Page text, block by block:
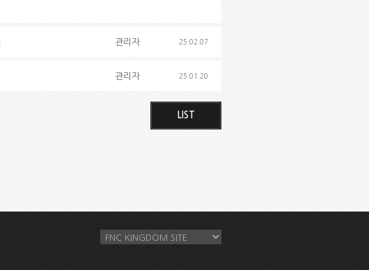
관리자 25.02.07
관리자 25.01.20
LIST